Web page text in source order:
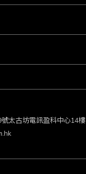
站
太古坊電訊盈科中心14樓